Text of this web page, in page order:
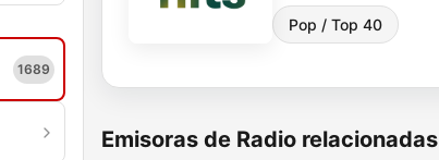
1689
Pop / Top 40
Emisoras de Radio relacionadas